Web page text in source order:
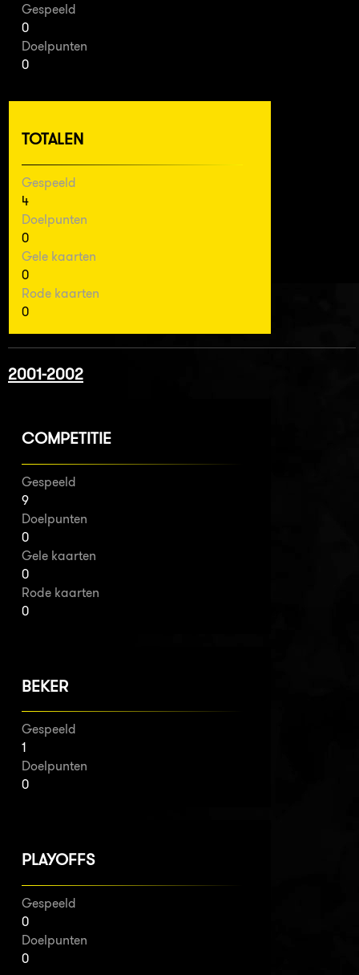
Gespeeld
0
Doelpunten
0
TOTALEN
Gespeeld
4
Doelpunten
0
Gele kaarten
0
Rode kaarten
0
2001-2002
COMPETITIE
Gespeeld
9
Doelpunten
0
Gele kaarten
0
Rode kaarten
0
BEKER
Gespeeld
1
Doelpunten
0
PLAYOFFS
Gespeeld
0
Doelpunten
0